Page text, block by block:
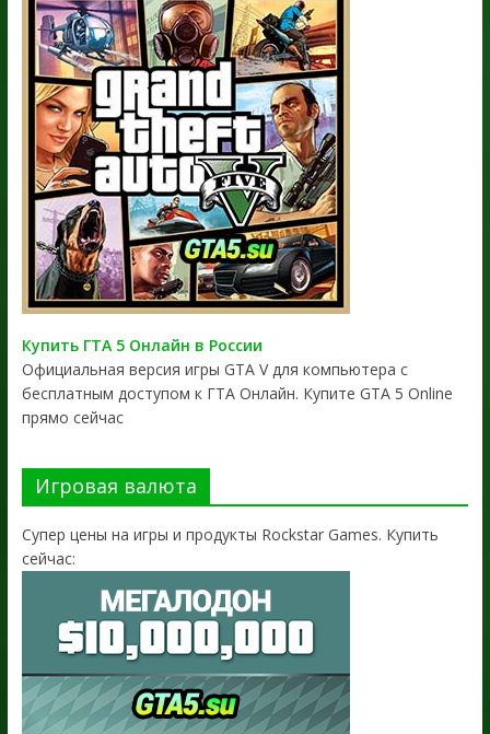
Купить ГТА 5 Онлайн в России
Официальная версия игры GTA V для компьютера с
бесплатным доступом к ГТА Онлайн. Купите GTA 5 Online
прямо сейчас
Игровая валюта
Супер цены на игры и продукты Rockstar Games. Купить
сейчас: